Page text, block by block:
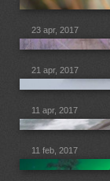
23 apr, 2017
21 apr, 2017
11 apr, 2017
11 feb, 2017